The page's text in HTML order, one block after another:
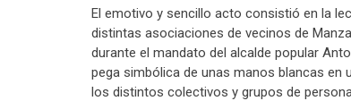
El emotivo y sencillo acto consistió en la
distintas asociaciones de vecinos de
durante el mandato del alcalde popular
pega simbólica de unas manos blancas en
los distintos colectivos y grupos de